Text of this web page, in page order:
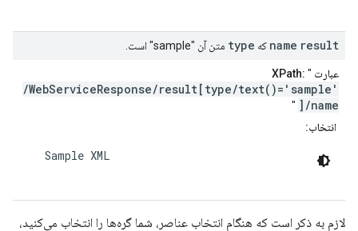
name result که type متن آن "sample" است.
عبارت XPath: "
/WebServiceResponse/result[type/text()='sample'
]/name
"
انتخاب:
    Sample XML
لازم به ذکر است که هنگام انتخاب عناصر، شما گره‌ها را انتخاب می‌کنید،